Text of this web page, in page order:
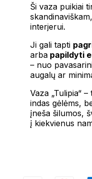
Ši vaza puikiai
interjerui.
Ji gali tapti
arbapapildyti
– nuo
augalų ar
Vaza „Tulipia“
indas gėlėms,
įneša šilumos,
į kiekvienus